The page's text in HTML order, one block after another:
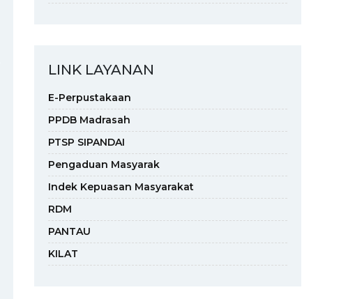
LINK LAYANAN
E-Perpustakaan
PPDB Madrasah
PTSP SIPANDAI
Pengaduan Masyarak
Indek Kepuasan Masyarakat
RDM
PANTAU
KILAT